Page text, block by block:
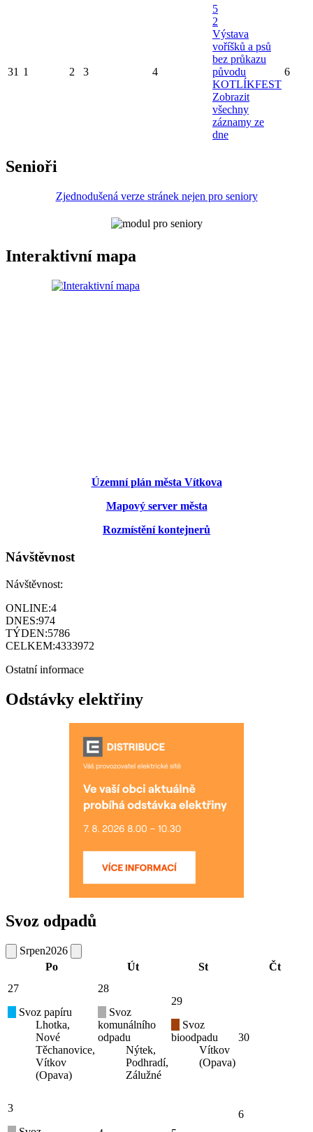
31 1 2 3 4
5
2
Výstava
voříšků a psů
bez průkazu
původu
KOTLÍKFEST
Zobrazit
všechny
záznamy ze
dne
6
Senioři
Zjednodušená verze stránek nejen pro seniory
Interaktivní mapa
Územní plán města Vítkova
Mapový server města
Rozmístění kontejnerů
Návštěvnost
Návštěvnost:
ONLINE:4
DNES:974
TÝDEN:5786
CELKEM:4333972
Ostatní informace
Odstávky elektřiny
Svoz odpadů
Srpen2026
Po
Út St
Čt
27
Svoz papíru
Lhotka,
Nové
Těchanovice,
Vítkov
(Opava)
28
Svoz
komunálního
odpadu
Nýtek,
Podhradí,
Zálužné
29
Svoz
bioodpadu
Vítkov
(Opava)
30
3
6